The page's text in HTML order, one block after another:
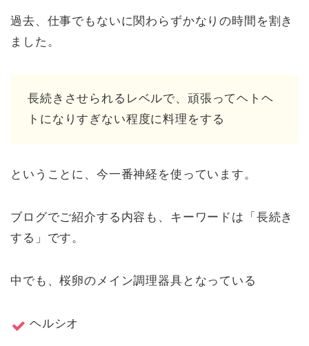
過去、仕事でもないに関わらずかなりの時間を割き
ました。
長続きさせられるレベルで、頑張ってヘトヘ
トになりすぎない程度に料理をする
ということに、今一番神経を使っています。
ブログでご紹介する内容も、キーワードは「長続き
する」です。
中でも、桜卵のメイン調理器具となっている
ヘルシオ